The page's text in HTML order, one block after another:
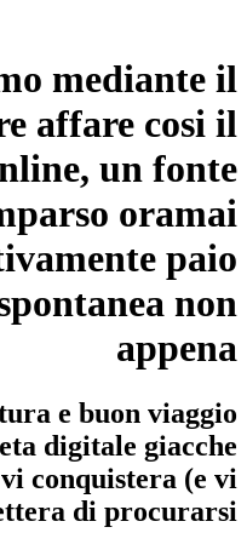
mediante il
affare cosi il
un fonte
oramai
paio
non
appena
e buon viaggio
digitale giacche
conquistera (e vi
di procurarsi!